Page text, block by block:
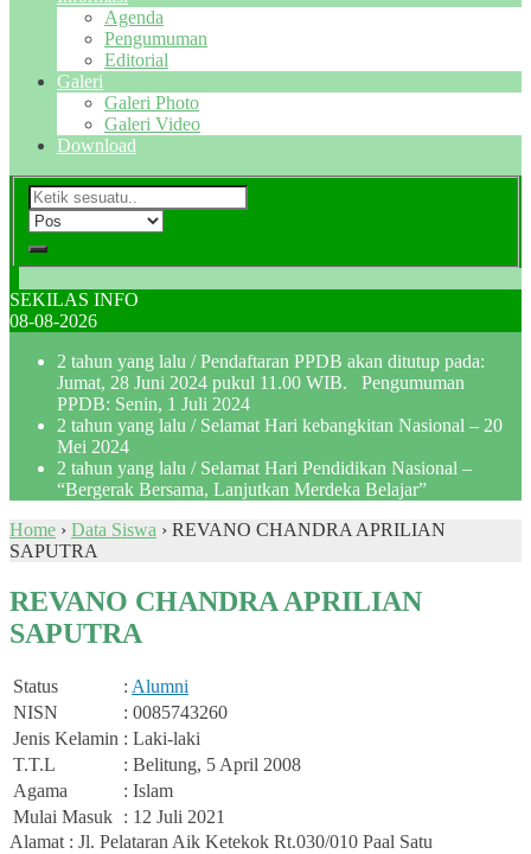
Agenda
Pengumuman
Editorial
Galeri
Galeri Photo
Galeri Video
Download
SEKILAS INFO
08-08-2026
2 tahun yang lalu / Pendaftaran PPDB akan ditutup pada:
Jumat, 28 Juni 2024 pukul 11.00 WIB. Pengumuman
PPDB: Senin, 1 Juli 2024
2 tahun yang lalu / Selamat Hari kebangkitan Nasional – 20
Mei 2024
2 tahun yang lalu / Selamat Hari Pendidikan Nasional –
“Bergerak Bersama, Lanjutkan Merdeka Belajar”
Home › Data Siswa › REVANO CHANDRA APRILIAN
SAPUTRA
REVANO CHANDRA APRILIAN
SAPUTRA
Status : Alumni
NISN
: 0085743260
Jenis Kelamin : Laki-laki
T.T.L
: Belitung, 5 April 2008
Agama
: Islam
Mulai Masuk : 12 Juli 2021
Alamat : Jl. Pelataran Aik Ketekok Rt.030/010 Paal Satu